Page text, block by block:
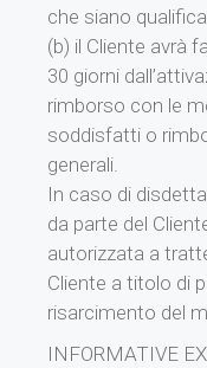
che siano
(b) il Cliente avrà
30 giorni
rimborso con le
soddisfatti o
generali.
In caso di
da parte del
autorizzata a
Cliente a titolo di
risarcimento del
INFORMATIVE